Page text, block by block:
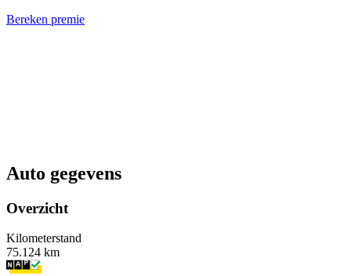
Bereken premie
Auto gegevens
Overzicht
Kilometerstand
75.124 km